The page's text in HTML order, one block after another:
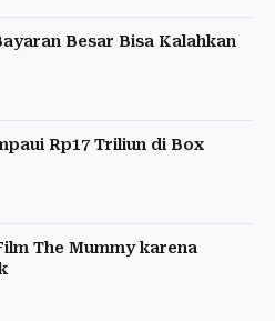
Besar Bisa Kalahkan
Rp17 Triliun di Box
The Mummy karena